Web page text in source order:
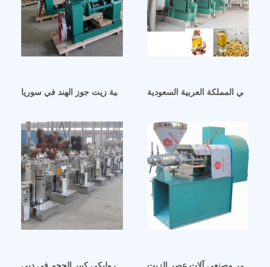
آلة تصفية زيت جوز الهند في سوريا في المملكة العربية السعودية
مكبس زيت السمسم الهيدروليكي كبير الحجم في دبي
مصر مصنعي آلات عصر الزيت